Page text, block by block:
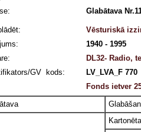
Glabātava
Vēsturiskā
1940 - 1995
DL32- Radio,
GV kods:
LV_LVA_F 770
Fonds ietver